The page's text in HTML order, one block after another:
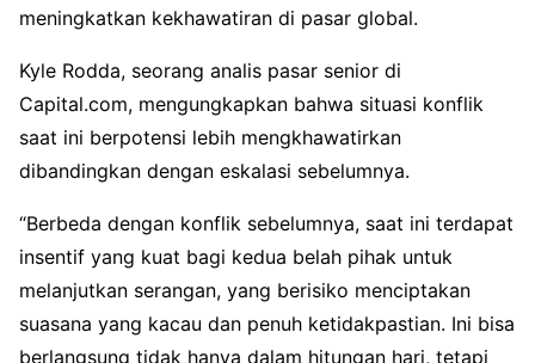
meningkatkan kekhawatiran di pasar global.
Kyle Rodda, seorang analis pasar senior di
Capital.com, mengungkapkan bahwa situasi konflik
saat ini berpotensi lebih mengkhawatirkan
dibandingkan dengan eskalasi sebelumnya.
“Berbeda dengan konflik sebelumnya, saat ini terdapat
insentif yang kuat bagi kedua belah pihak untuk
melanjutkan serangan, yang berisiko menciptakan
suasana yang kacau dan penuh ketidakpastian. Ini bisa
berlangsung tidak hanya dalam hitungan hari, tetapi